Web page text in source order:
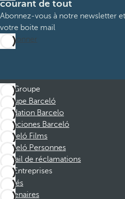
courant de tout
Abonnez-vous à notre newsletter
votre boite mail
M’abonner
Groupe
Groupe Barceló
Fondation Barcelo
Vacaciones Barceló
Barceló Films
Barceló Personnes
Portail de réclamations
Entreprises
Affiliés
Partenaires